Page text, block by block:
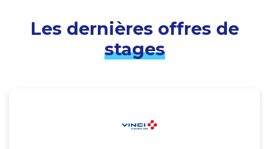
Les dernières offres de
stages